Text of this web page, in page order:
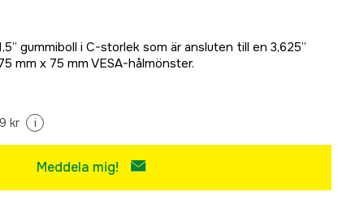
gummiboll i C-storlek som är ansluten till en 3,625”
mm x 75 mm VESA-hålmönster.
kr i
Meddela mig!